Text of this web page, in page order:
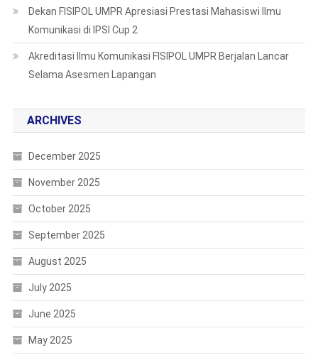
Dekan FISIPOL UMPR Apresiasi Prestasi Mahasiswi Ilmu
Komunikasi di IPSI Cup 2
Akreditasi Ilmu Komunikasi FISIPOL UMPR Berjalan Lancar
Selama Asesmen Lapangan
ARCHIVES
December 2025
November 2025
October 2025
September 2025
August 2025
July 2025
June 2025
May 2025